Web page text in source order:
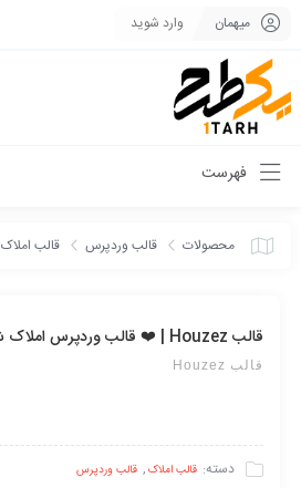
میهمان وارد شوید
فهرست
محصولات قالب وردپرس قالب املاک
قالب Houzez | ❤️ قالب وردپرس املاک شگفت انگیز هوزیز
قالب Houzez
دسته: قالب املاک, قالب وردپرس